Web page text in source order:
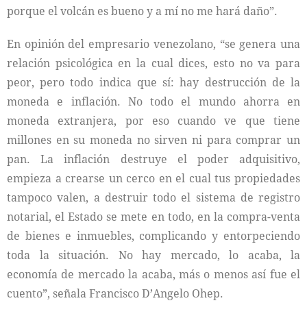
porque el volcán es bueno y a mí no me hará daño”.
En opinión del empresario venezolano, “se genera una
relación psicológica en la cual dices, esto no va para
peor, pero todo indica que sí: hay destrucción de la
moneda e inflación. No todo el mundo ahorra en
moneda extranjera, por eso cuando ve que tiene
millones en su moneda no sirven ni para comprar un
pan. La inflación destruye el poder adquisitivo,
empieza a crearse un cerco en el cual tus propiedades
tampoco valen, a destruir todo el sistema de registro
notarial, el Estado se mete en todo, en la compra-venta
de bienes e inmuebles, complicando y entorpeciendo
toda la situación. No hay mercado, lo acaba, la
economía de mercado la acaba, más o menos así fue el
cuento”, señala Francisco D’Angelo Ohep.